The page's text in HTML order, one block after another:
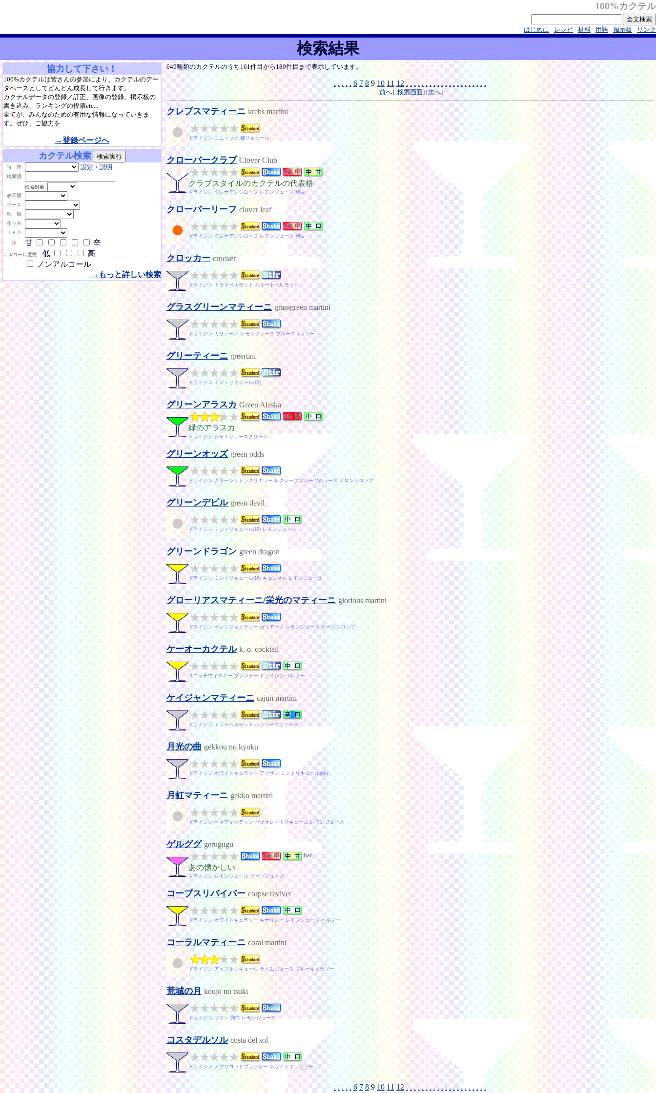
100%カクテル
はじめに - レシピ - 材料 - 用語 - 掲示板 - リンク
検索結果
協力して下さい！
100%カクテルは皆さんの参加により、カクテルのデー
タベースとしてどんどん成長して行きます。
カクテルデータの登録／訂正、画像の登録、掲示板の
書き込み、ランキングの投票etc...
全てが、みんなのための有用な情報になっていきま
す。ぜひ、ご協力を
→登録ページへ
カクテル検索
特 殊 設定 ・ 説明
検索語
検索対象:
表示順
ベース
種 類
作り方
ＴＰＯ
味
甘 辛
アルコール度数 低
高
ノンアルコール
→もっと詳しい検索
649種類のカクテルのうち161件目から180件目まで表示しています。
. . . . . 6 7 8910 11 12 . . . . . . . . . . . . . . . . . . . . .
[前へ] [検索画面] [次へ]
クレブスマティーニ krebs martini
ドライジン コニャック 梅リキュール
クローバークラブ Clover Club
クラブスタイルのカクテルの代表格
ドライジン グレナデンシロップ レモンジュース 卵白
クローバーリーフ clover leaf
ドライジン グレナデンシロップ レモンジュース 卵白
クロッカー crocker
ドライジン ドライベルモット スイートベルモット
グラスグリーンマティーニ grassgreen martini
ドライジン ガリアーノ レモンジュース ブルーキュラソー
グリーティーニ greertini
ドライジン ミントリキュール(緑)
グリーンアラスカ Green Alaska
緑のアラスカ
ドライジン シャトリューズグリーン
グリーンオッズ green odds
ドライジン グリーンシトラスリキュール グレープフルーツジュース メロンシロップ
グリーンデビル green devil
ドライジン ミントリキュール(緑) レモンジュース
グリーンドラゴン green dragon
ドライジン ミントリキュール(緑) キュンメル レモンジュース
グローリアスマティーニ/栄光のマティーニ glorious martini
ドライジン オレンジキュラソー ガリアーノ レモンジュース ローズシロップ
ケーオーカクテル k. o. cocktail
スコッチウィスキー ブランデー ドライジン ペルノー
ケイジャンマティーニ cajun martini
ドライジン ドライベルモット ハラペーニョソース
月光の曲 gekkou no kyoku
ドライジン ホワイトキュラソー アブサン ミントリキュール(緑)
月虹マティーニ gekko martini
ドライジン ベネディクティン バイオレットリキュール レモンジュース
ゲルググ gerugugu
bar
あの懐かしい
ドライジン レモンジュース グァバジュース
コープスリバイバー corpse reviver
ドライジン ホワイトキュラソー キナリレー レモンジュース ペルノー
コーラルマティーニ coral martini
ドライジン アップルリキュール ライムジュース ブルーキュラソー
荒城の月 koujo no tsuki
ドライジン ワイン 卵白 レモンジュース
コスタデルソル costa del sol
ドライジン アプリコットブランデー ホワイトキュラソー
. . . . . 6 7 8910 11 12 . . . . . . . . . . . . . . . . . . . . .